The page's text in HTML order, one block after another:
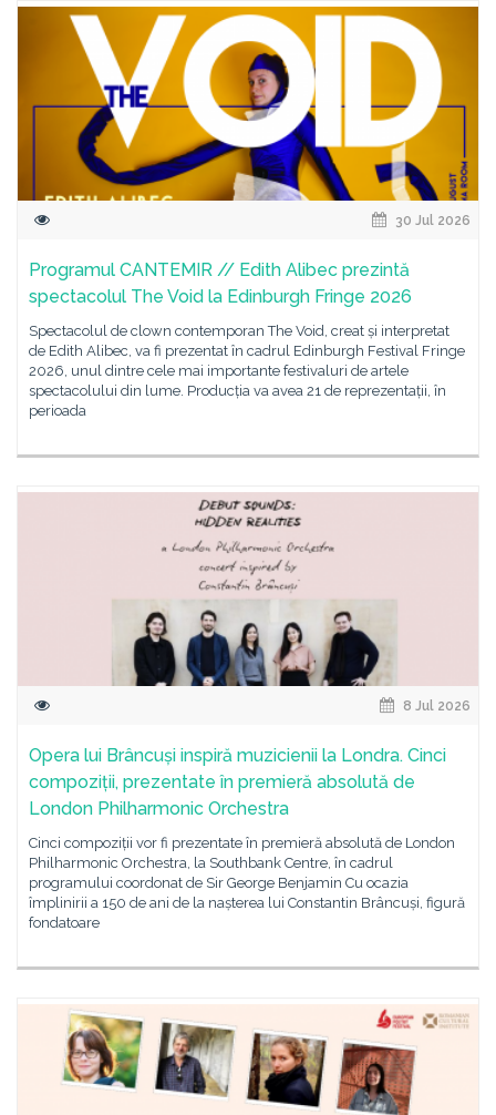
30 Jul 2026
Programul CANTEMIR // Edith Alibec prezintă
spectacolul The Void la Edinburgh Fringe 2026
Spectacolul de clown contemporan The Void, creat și interpretat
de Edith Alibec, va fi prezentat în cadrul Edinburgh Festival Fringe
2026, unul dintre cele mai importante festivaluri de artele
spectacolului din lume. Producția va avea 21 de reprezentații, în
perioada
8 Jul 2026
Opera lui Brâncuși inspiră muzicienii la Londra. Cinci
compoziții, prezentate în premieră absolută de
London Philharmonic Orchestra
Cinci compoziții vor fi prezentate în premieră absolută de London
Philharmonic Orchestra, la Southbank Centre, în cadrul
programului coordonat de Sir George Benjamin Cu ocazia
împlinirii a 150 de ani de la nașterea lui Constantin Brâncuși, figură
fondatoare